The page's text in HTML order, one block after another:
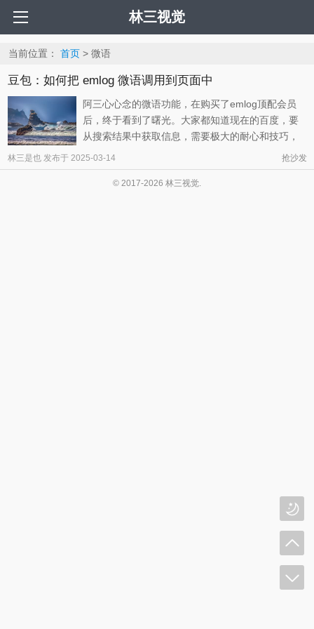
林三视觉
当前位置： 首页> 微语
豆包：如何把 emlog 微语调用到页面中
阿三心心念的微语功能，在购买了emlog顶配会员
后，终于看到了曙光。大家都知道现在的百度，要
从搜索结果中获取信息，需要极大的耐心和技巧，
阿三是放弃了寻找。然而，机缘巧合下接触到了
emlog版的joe主题，虽然并非完全体，但是侧栏显
示了微语功能，这意味着可以为我在页面实现微语
林三是也发布于 2025-03-14 抢沙发
© 2017-2026 林三视觉.